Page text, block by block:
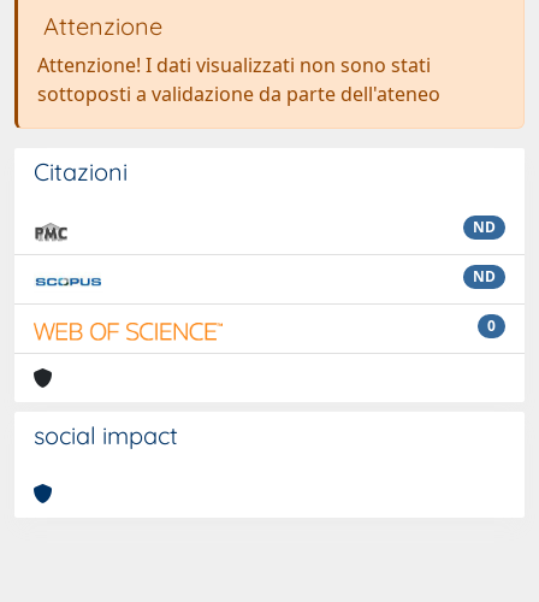
Attenzione
Attenzione! I dati visualizzati non sono stati
sottoposti a validazione da parte dell'ateneo
Citazioni
ND
ND
0
social impact